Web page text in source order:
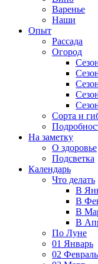
Варенье
Наши
Опыт
Рассада
Огород
Сорта и
На заметку
О здоровье
Подсветка
Календарь
Что делать
В
В
В
В
По Луне
01 Январь
02 Февраль